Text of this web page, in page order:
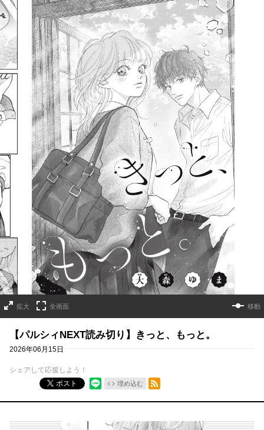
拡大 全画面 移動
【パルシィNEXT読み切り】きっと、もっと。
2026年06月15日
シェアして応援しよう！
ポスト
埋め込む
RSSフィード